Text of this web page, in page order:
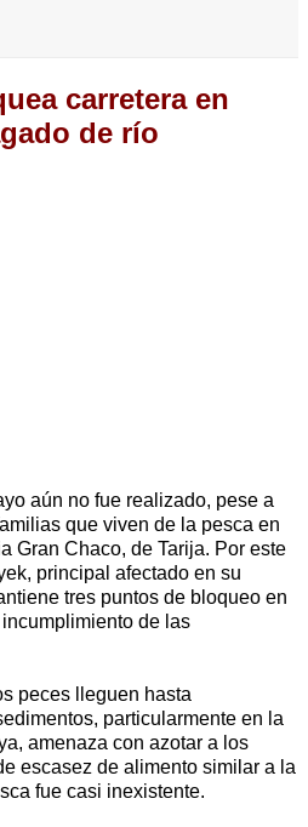
carretera en
de río
aún no fue realizado, pese a
que viven de la pesca en
Gran Chaco, de Tarija. Por este
principal afectado en su
tres puntos de bloqueo en
de las
peces lleguen hasta
particularmente en la
amenaza con azotar a los
escasez de alimento similar a la
fue casi inexistente.